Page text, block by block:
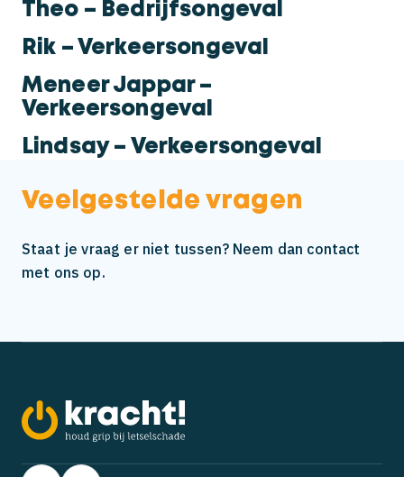
Theo – Bedrijfsongeval
Rik – Verkeersongeval
Meneer Jappar –
Verkeersongeval
Lindsay – Verkeersongeval
Veelgestelde vragen
Staat je vraag er niet tussen? Neem dan contact
met ons op.